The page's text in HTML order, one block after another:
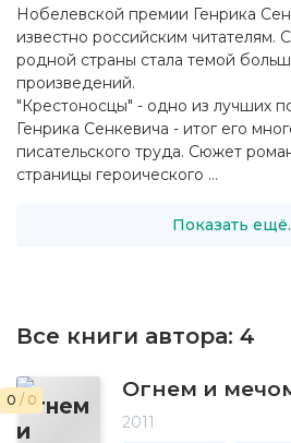
Нобелевской премии Генрика
известно российским читателям.
родной страны стала темой
произведений.
"Крестоносцы" - одно из лучших
Генрика Сенкевича - итог его
писательского труда. Сюжет
страницы героического ...
Показать
Все книги автора: 4
0 / 0 Огнем и
2011